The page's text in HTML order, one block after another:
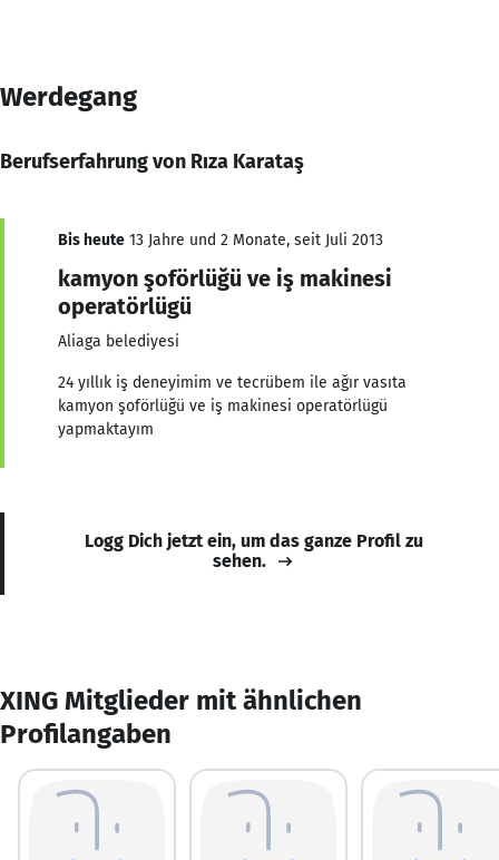
Werdegang
Berufserfahrung von Rıza Karataş
Bis heute 13 Jahre und 2 Monate, seit Juli 2013
kamyon şoförlüğü ve iş makinesi
operatörlügü
Aliaga belediyesi
24 yıllık iş deneyimim ve tecrübem ile ağır vasıta
kamyon şoförlüğü ve iş makinesi operatörlügü
yapmaktayım
Logg Dich jetzt ein, um das ganze Profil zu
sehen.
XING Mitglieder mit ähnlichen
Profilangaben